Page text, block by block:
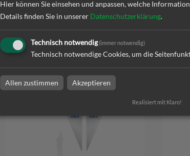
Extra Large (460 cm) | einseitig
bedruckt
zum Artikel
Hier können Sie einsehen und anpassen, welche
Details finden Sie in unserer Datenschutzerklärung.
Technisch notwendig(immer notwendig)
Technisch notwendige Cookies, um die
Allen zustimmen Akzeptieren
Realisiert mit Klaro!